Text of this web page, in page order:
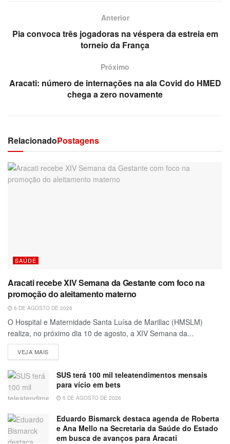
Anterior
Pia convoca três jogadoras na véspera da estreia em
torneio da França
Próximo
Aracati: número de internações na ala Covid do HMED
chega a zero novamente
RelacionadoPostagens
SAÚDE
Aracati recebe XIV Semana da Gestante com foco na
promoção do aleitamento materno
6 DE AGOSTO DE 2026
O Hospital e Maternidade Santa Luísa de Marillac (HMSLM)
realiza, no próximo dia 10 de agosto, a XIV Semana da...
VEJA MAIS
SUS terá 100 mil teleatendimentos mensais
para vício em bets
5 DE AGOSTO DE 2026
Eduardo Bismarck destaca agenda de Roberta
e Ana Mello na Secretaria da Saúde do Estado
em busca de avanços para Aracati